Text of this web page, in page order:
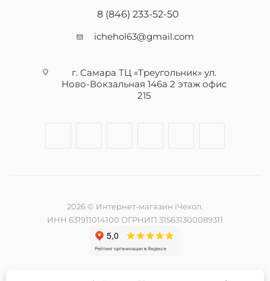
8 (846) 233-52-50
ichehol63@gmail.com
г. Самара ТЦ «Треугольник» ул.
Ново-Вокзальная 146а 2 этаж офис
215
2026 © Интернет-магазин iЧехол.
ИНН 631911014100 ОГРНИП 315631300089311